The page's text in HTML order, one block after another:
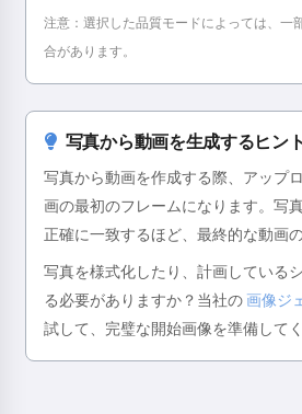
注意：選択した品質モードによっては、一
合があります。
写真から動画を生成するヒント
写真から動画を作成する際、アップ
画の最初のフレームになります。写
正確に一致するほど、最終的な動画
写真を様式化したり、計画している
る必要がありますか？当社の画像ジ
試して、完璧な開始画像を準備してく